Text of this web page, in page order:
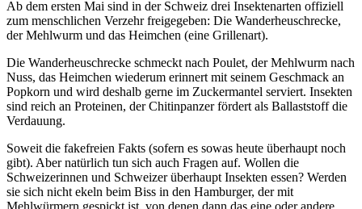
Ab dem ersten Mai sind in der Schweiz drei Insektenarten offiziell
zum menschlichen Verzehr freigegeben: Die Wanderheuschrecke,
der Mehlwurm und das Heimchen (eine Grillenart).
Die Wanderheuschrecke schmeckt nach Poulet, der Mehlwurm nach
Nuss, das Heimchen wiederum erinnert mit seinem Geschmack an
Popkorn und wird deshalb gerne im Zuckermantel serviert. Insekten
sind reich an Proteinen, der Chitinpanzer fördert als Ballaststoff die
Verdauung.
Soweit die fakefreien Fakts (sofern es sowas heute überhaupt noch
gibt). Aber natürlich tun sich auch Fragen auf. Wollen die
Schweizerinnen und Schweizer überhaupt Insekten essen? Werden
sie sich nicht ekeln beim Biss in den Hamburger, der mit